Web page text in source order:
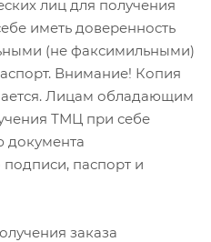
лиц для получения
иметь доверенность
(не факсимильными)
Внимание! Копия
Лицам обладающим
ТМЦ при себе
документа
паспорт и
заказа